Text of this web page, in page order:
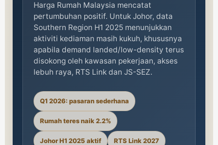
Harga Rumah Malaysia mencatat
pertumbuhan positif. Untuk Johor, data
Southern Region H1 2025 menunjukkan
aktiviti kediaman masih kukuh, khususnya
apabila demand landed/low-density terus
disokong oleh kawasan pekerjaan, akses
lebuh raya, RTS Link dan JS-SEZ.
Q1 2026: pasaran sederhana
Rumah teres naik 2.2%
Johor H1 2025 aktif RTS Link 2027